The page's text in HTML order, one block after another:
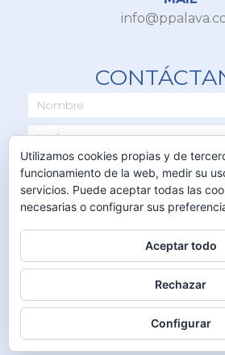
ENVIAR
Utilizamos cookies propias y de
funcionamiento de la web, medir su
servicios. Puede aceptar todas las
necesarias o configurar sus
Aceptar todo
Rechazar
Configurar